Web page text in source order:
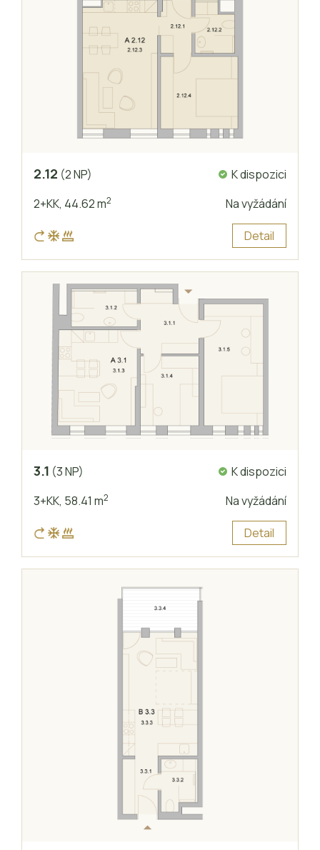
2.12 (2 NP)
K dispozici
2+KK, 44.62 m2 Na vyžádání
Detail
3.1 (3 NP)
K dispozici
3+KK, 58.41 m2 Na vyžádání
Detail